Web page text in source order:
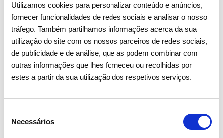
Utilizamos cookies para personalizar conteúdo e anúncios,
fornecer funcionalidades de redes sociais e analisar o nosso
tráfego. Também partilhamos informações acerca da sua
utilização do site com os nossos parceiros de redes sociais,
de publicidade e de análise, que as podem combinar com
outras informações que lhes forneceu ou recolhidas por
estes a partir da sua utilização dos respetivos serviços.
Necessários
Deutschland (operadora da rede MEGAL). A NaTran realiza
seguro de gás para os seus clientes.
O centro de investigação NaTran R&I (anteriormente RICE) é
uma referência internacional em investigação e inovação
aplicadas à transição energética. Principais números do
milhões de euros de receitas em 2024. Mais informação em
NaTrangroupe.com